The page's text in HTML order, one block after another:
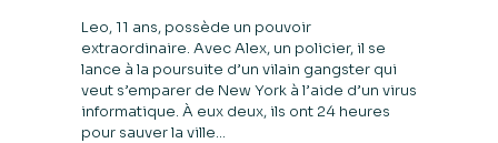
Leo, 11 ans, possède un pouvoir
extraordinaire. Avec Alex, un policier, il se
lance à la poursuite d’un vilain gangster qui
veut s’emparer de New York à l’aide d’un virus
informatique. À eux deux, ils ont 24 heures
pour sauver la ville…